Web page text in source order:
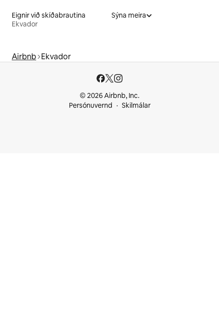
Eignir við skíðabrautina
Ekvador
Sýna meira
Airbnb Ekvador
© 2026 Airbnb, Inc.
Persónuvernd
Skilmálar